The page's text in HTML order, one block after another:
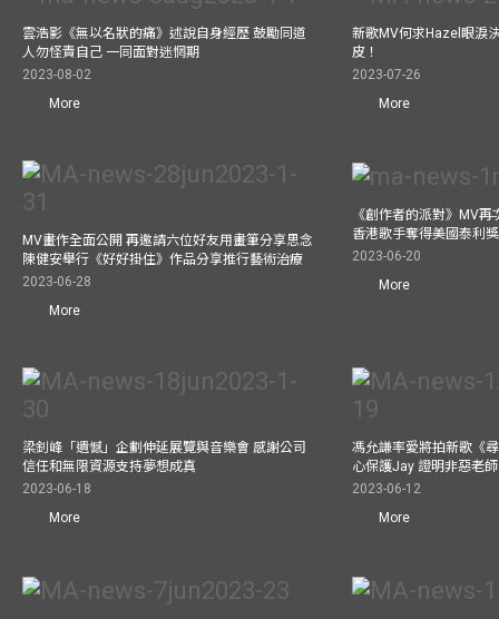
雲浩影《無以名狀的痛》述說自身經歷 鼓勵同道
人勿怪責自己 一同面對迷惘期
2023-08-02
More
新歌MV何求Hazel眼淚
皮！
2023-07-26
More
MV畫作全面公開 再邀請六位好友用畫筆分享思念
陳健安舉行《好好掛住》作品分享推行藝術治療
2023-06-28
More
《創作者的派對》MV
香港歌手奪得美國泰利
2023-06-20
More
梁釗峰「遺憾」企劃伸延展覽與音樂會 感謝公司
信任和無限資源支持夢想成真
2023-06-18
More
馮允謙率愛將拍新歌《
心保護Jay 證明非惡老
2023-06-12
More